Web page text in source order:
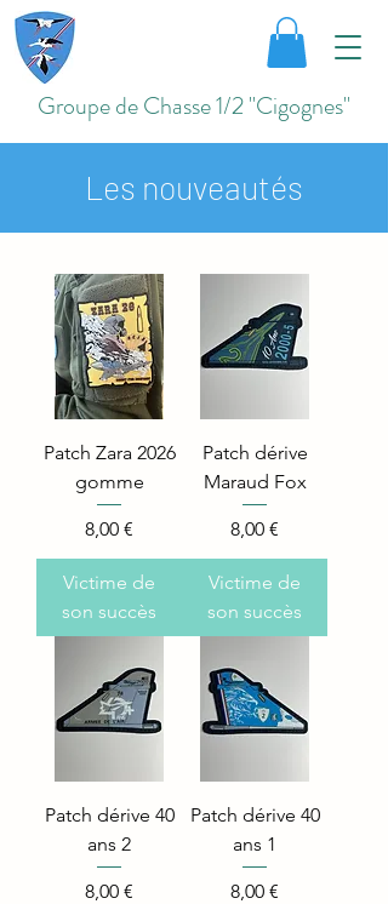
Groupe de Chasse 1/2 "Cigognes"
Les nouveautés
Patch Zara 2026
gomme
Price
8,00 €
Victime de
son succès
Patch dérive
Maraud Fox
Price
8,00 €
Victime de
son succès
Patch dérive 40
ans 2
Price
8,00 €
Patch dérive 40
ans 1
Price
8,00 €